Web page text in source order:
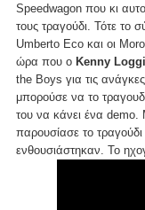
Speedwagon που κι
τους τραγούδι. Τότε το
Umberto Eco και οι
ώρα που ο Kenny
the Boys για τις
μπορούσε να το
του να κάνει ένα demo.
παρουσίασε το τραγούδι
ενθουσιάστηκαν. Το